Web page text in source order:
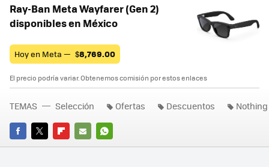
Ray-Ban Meta Wayfarer (Gen 2)
disponibles en México
Hoy en Meta — $8,769.00
El precio podría variar. Obtenemos comisión por estos enlaces
FACEBOOK
TWITTERFLIPBOARD
E-
WHATSAPP
TEMAS Selección Ofertas Descuentos Nothing